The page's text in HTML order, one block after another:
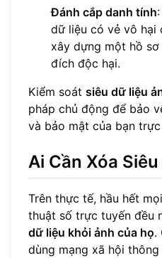
Đánh cắp danh tính
dữ liệu có vẻ vô
xây dựng một hồ
đích độc hại.
Kiểm soát siêu dữ liệu
pháp chủ động để bảo
và bảo mật của bạn
Ai Cần Xóa
Trên thực tế, hầu hết
thuật số trực tuyến đều
dữ liệu khỏi ảnh của họ.
dùng mạng xã hội